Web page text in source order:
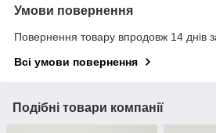
Умови повернення
Повернення товару впродовж 14 днів
Всі умови повернення
Подібні товари компанії